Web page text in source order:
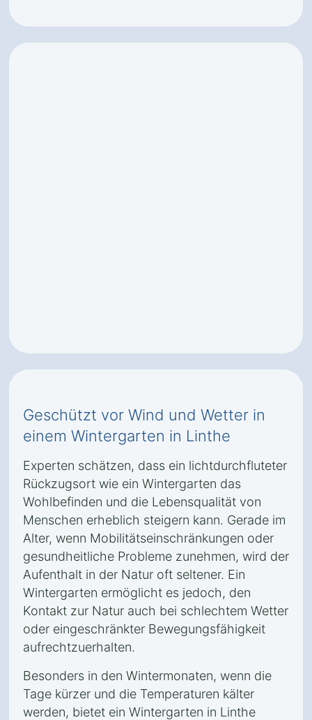
Geschützt vor Wind und Wetter in
einem Wintergarten in Linthe
Experten schätzen, dass ein lichtdurchfluteter
Rückzugsort wie ein Wintergarten das
Wohlbefinden und die Lebensqualität von
Menschen erheblich steigern kann. Gerade im
Alter, wenn Mobilitätseinschränkungen oder
gesundheitliche Probleme zunehmen, wird der
Aufenthalt in der Natur oft seltener. Ein
Wintergarten ermöglicht es jedoch, den
Kontakt zur Natur auch bei schlechtem Wetter
oder eingeschränkter Bewegungsfähigkeit
aufrechtzuerhalten.
Besonders in den Wintermonaten, wenn die
Tage kürzer und die Temperaturen kälter
werden, bietet ein Wintergarten in Linthe